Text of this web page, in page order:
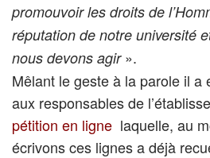
promouvoir les droits de
réputation de notre université
nous devons agir».
Mêlant le geste à la parole il a
aux responsables de
pétition en ligne laquelle, au
écrivons ces lignes a déjà